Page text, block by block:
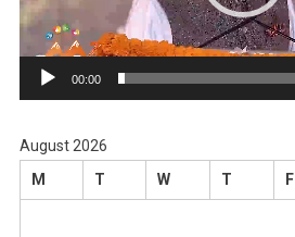
00:00
August 2026
M
T W T F